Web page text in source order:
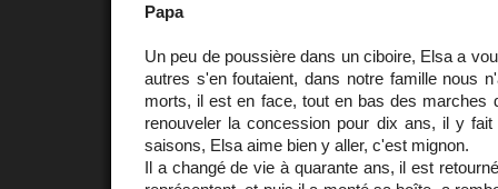
Papa
Un peu de poussière dans un ciboire, Elsa a
autres s'en foutaient, dans notre famille nous
morts, il est en face, tout en bas des marches
renouveler la concession pour dix ans, il y
saisons, Elsa aime bien y aller, c'est mignon.
Il a changé de vie à quarante ans, il est